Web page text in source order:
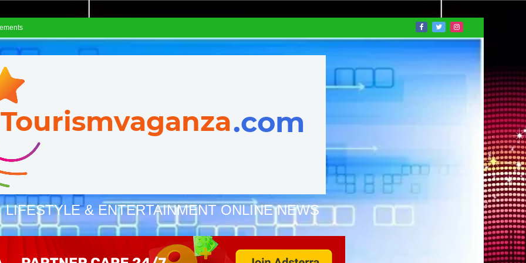
LIFESTYLE & ENTERTAINMENT ONLINE NEWS